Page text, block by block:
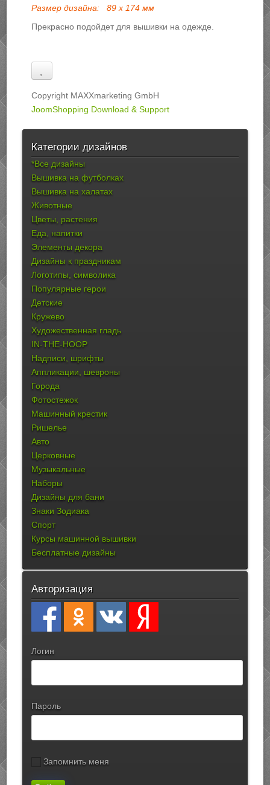
Размер дизайна:
89 х 174 мм
Прекрасно подойдет для вышивки на одежде.
Copyright MAXXmarketing GmbH
JoomShopping Download & Support
Категории дизайнов
*Все дизайны
Вышивка на футболках
Вышивка на халатах
Животные
Цветы, растения
Еда, напитки
Элементы декора
Дизайны к праздникам
Логотипы, символика
Популярные герои
Детские
Кружево
Художественная гладь
IN-THE-HOOP
Надписи, шрифты
Аппликации, шевроны
Города
Фотостежок
Машинный крестик
Ришелье
Авто
Церковные
Музыкальные
Наборы
Дизайны для бани
Знаки Зодиака
Спорт
Курсы машинной вышивки
Бесплатные дизайны
Авторизация
Логин
Пароль
Запомнить меня